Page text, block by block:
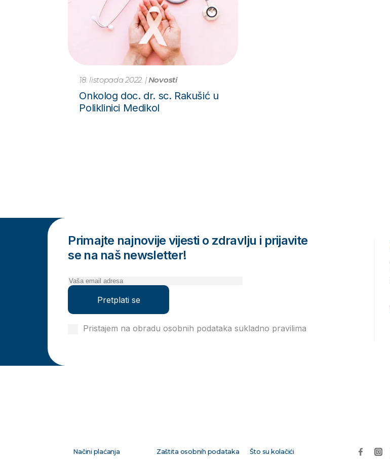
18. listopada 2022. | Novosti
Onkolog doc. dr. sc. Rakušić u
Poliklinici Medikol
Primajte najnovije vijesti o zdravlju i prijavite
se na naš newsletter!
Pretplati se
Pristajem na obradu osobnih podataka sukladno pravilima
Načini plaćanja Zaštita osobnih podataka Što su kolačići